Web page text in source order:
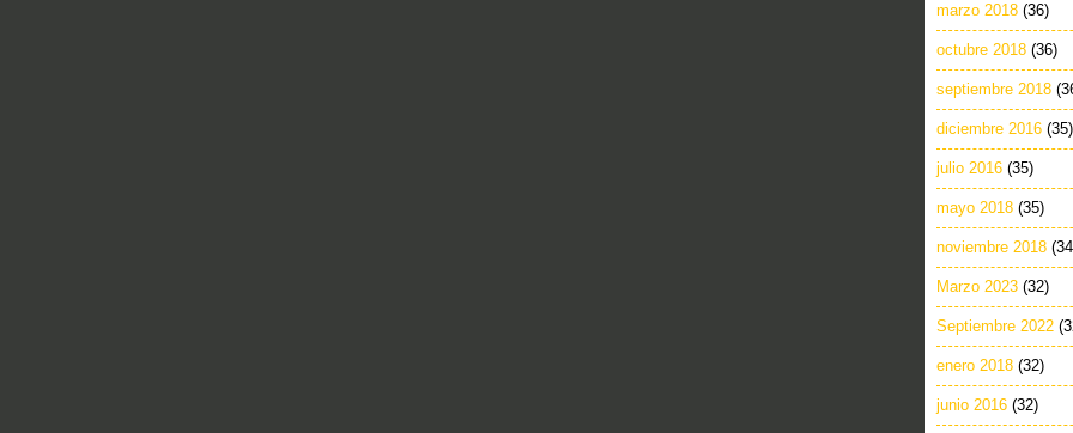
marzo 2018 (36)
octubre 2018 (36)
septiembre 2018
diciembre 2016 (35)
julio 2016 (35)
mayo 2018 (35)
noviembre 2018
Marzo 2023 (32)
Septiembre 2022
enero 2018 (32)
junio 2016 (32)